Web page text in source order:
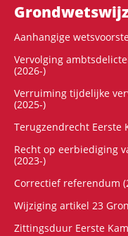
Aanhangige
Vervolging
(2026-)
Verruiming tijdelijke
(2025-)
Terugzendrecht Eerste
Recht op eerbiediging
(2023-)
Correctief referendum
Wijziging artikel 23
Zittingsduur Eerste